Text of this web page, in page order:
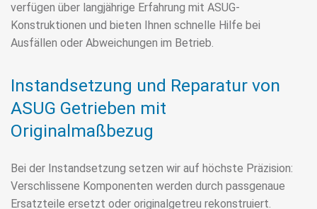
verfügen über langjährige Erfahrung mit ASUG-
Konstruktionen und bieten Ihnen schnelle Hilfe bei
Ausfällen oder Abweichungen im Betrieb.
Instandsetzung und Reparatur von
ASUG Getrieben mit
Originalmaßbezug
Bei der Instandsetzung setzen wir auf höchste Präzision:
Verschlissene Komponenten werden durch passgenaue
Ersatzteile ersetzt oder originalgetreu rekonstruiert.